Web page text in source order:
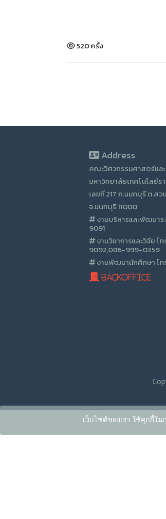
520 ครั้ง
Address
คณะวิศวกรรมศาสตร์แ
มหาวิทยาลัยเทคโนโลยี
เลขที่ 217 ภ.นนทบุรี ต.ส
จ.นนทบุรี 11000
งานบริหารและพัฒนา
9091
งานวิชาการและวิจัย
9092,086-999-0359
งานพัฒนานักศึกษา โ
BackOffice
เว็บไซต์ของเรา ใช้คุกกี้ใ